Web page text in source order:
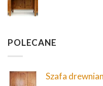
POLECANE
Szafa